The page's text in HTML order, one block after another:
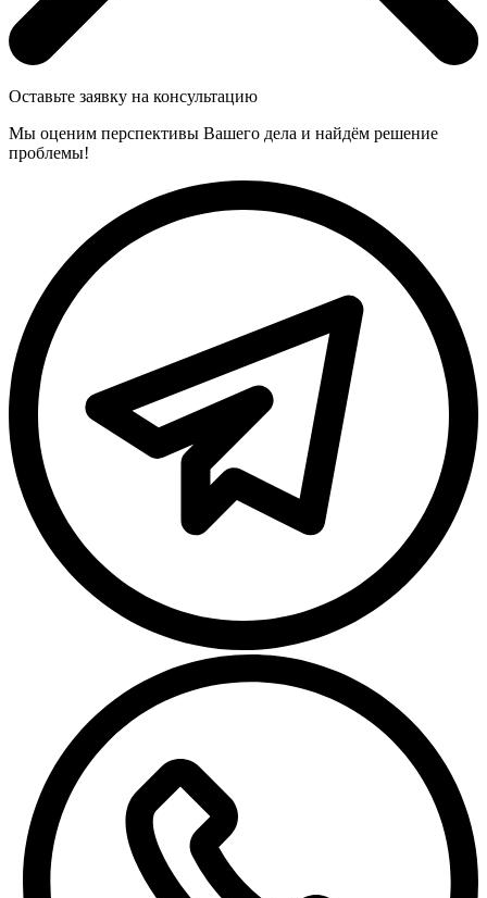
Оставьте заявку на консультацию
Мы оценим перспективы Вашего дела и найдём решение
проблемы!